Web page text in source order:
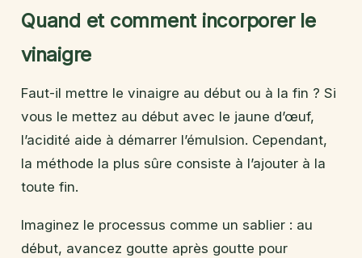
Quand et comment incorporer le
vinaigre
Faut-il mettre le vinaigre au début ou à la fin ? Si
vous le mettez au début avec le jaune d’œuf,
l’acidité aide à démarrer l’émulsion. Cependant,
la méthode la plus sûre consiste à l’ajouter à la
toute fin.
Imaginez le processus comme un sablier : au
début, avancez goutte après goutte pour